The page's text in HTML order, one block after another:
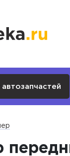
автозапчастей